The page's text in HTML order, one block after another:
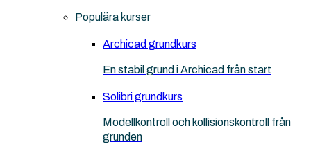
Populära kurser
Archicad grundkurs
En stabil grund i Archicad från start
Solibri grundkurs
Modellkontroll och kollisionskontroll från
grunden